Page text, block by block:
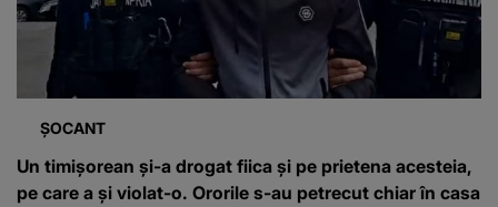
ȘOCANT
Un timișorean și-a drogat fiica și pe prietena acesteia,
pe care a și violat-o. Ororile s-au petrecut chiar în casa